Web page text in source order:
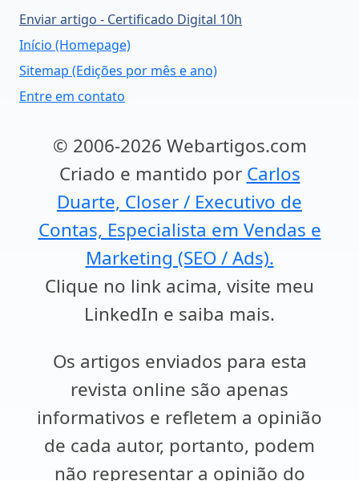
Enviar artigo - Certificado Digital 10h
Início (Homepage)
Sitemap (Edições por mês e ano)
Entre em contato
© 2006-2026 Webartigos.com
Criado e mantido por Carlos
Duarte, Closer / Executivo de
Contas, Especialista em Vendas e
Marketing (SEO / Ads).
Clique no link acima, visite meu
LinkedIn e saiba mais.
Os artigos enviados para esta
revista online são apenas
informativos e refletem a opinião
de cada autor, portanto, podem
não representar a opinião do